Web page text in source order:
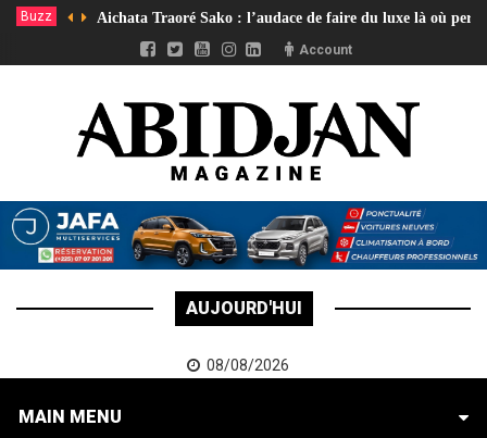
Buzz Aichata Traoré Sako : l’audace de faire du luxe là où
Account
AUJOURD'HUI
08/08/2026
MAIN MENU